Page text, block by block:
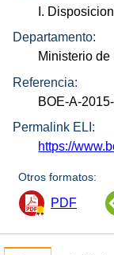
I.
Departamento:
Ministerio
Referencia:
BOE-A-
Permalink ELI:
https://
Otros formatos:
PDF